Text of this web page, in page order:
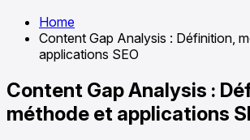
Home
Content Gap Analysis : Définition,
applications SEO
Content Gap Analysis :
méthode et applications